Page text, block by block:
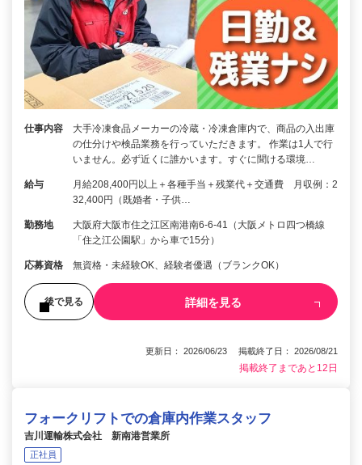
仕事内容
大手冷凍食品メーカーの冷蔵・冷凍倉庫内で、商品の入出庫
の仕分けや検品業務を行っていただきます。 作業は1人で行
いません。必ず近くに誰かいます。すぐに聞ける環境…
給与
月給208,400円以上＋各種手当＋残業代＋交通費 月収例：2
32,400円（既婚者・子供…
勤務地
大阪府大阪市住之江区南港南6-6-41（大阪メトロ四つ橋線
「住之江公園駅」から車で15分）
応募資格 無資格・未経験OK、経験者優遇（ブランクOK）
後で見る 詳細を見る
更新日： 2026/06/23 掲載終了日： 2026/08/21
掲載終了まであと12日
フォークリフトでの倉庫内作業スタッフ
吉川運輸株式会社 新南港営業所
正社員